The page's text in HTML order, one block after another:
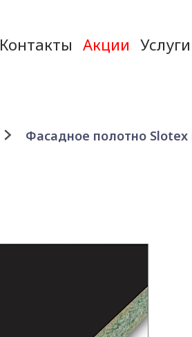
Контакты Акции Услуги
Фасадное полотно